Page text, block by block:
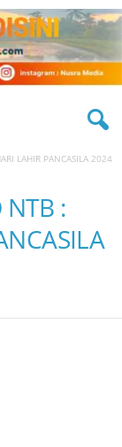
LAHIR PANCASILA 2024
NTB :